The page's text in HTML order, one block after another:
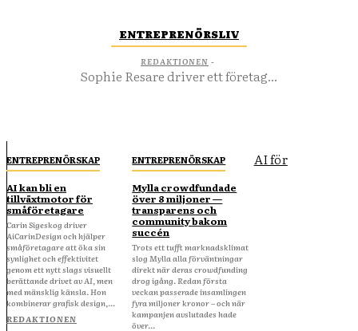
ENTREPRENÖRSLIV
REDAKTIONEN -
Sophie Resare driver ett företag...
ENTREPRENÖRSKAP
AI kan bli en
tillväxtmotor för
småföretagare
Carin Sigeskog driver
AiCarinDesign och hjälper
småföretagare att öka sin
synlighet och effektivitet
genom ett nytt slags visuellt
berättande drivet av AI, men
med mänsklig känsla. Hon
kombinerar grafisk design,...
REDAKTIONEN
ENTREPRENÖRSKAP
Mylla crowdfundade
över 8 miljoner —
transparens och
community bakom
succén
Trots ett tufft marknadsklimat
slog Mylla alla förväntningar
direkt när deras crowdfunding
drog igång. Redan första
veckan passerade insamlingen
fyra miljoner kronor – och när
kampanjen avslutades hade
över...
AI för